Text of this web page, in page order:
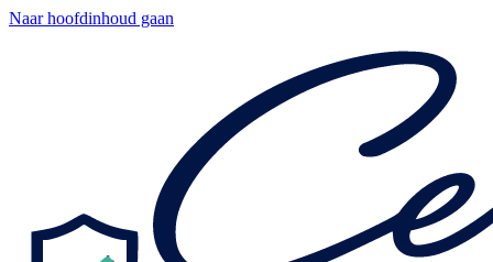
Naar hoofdinhoud gaan